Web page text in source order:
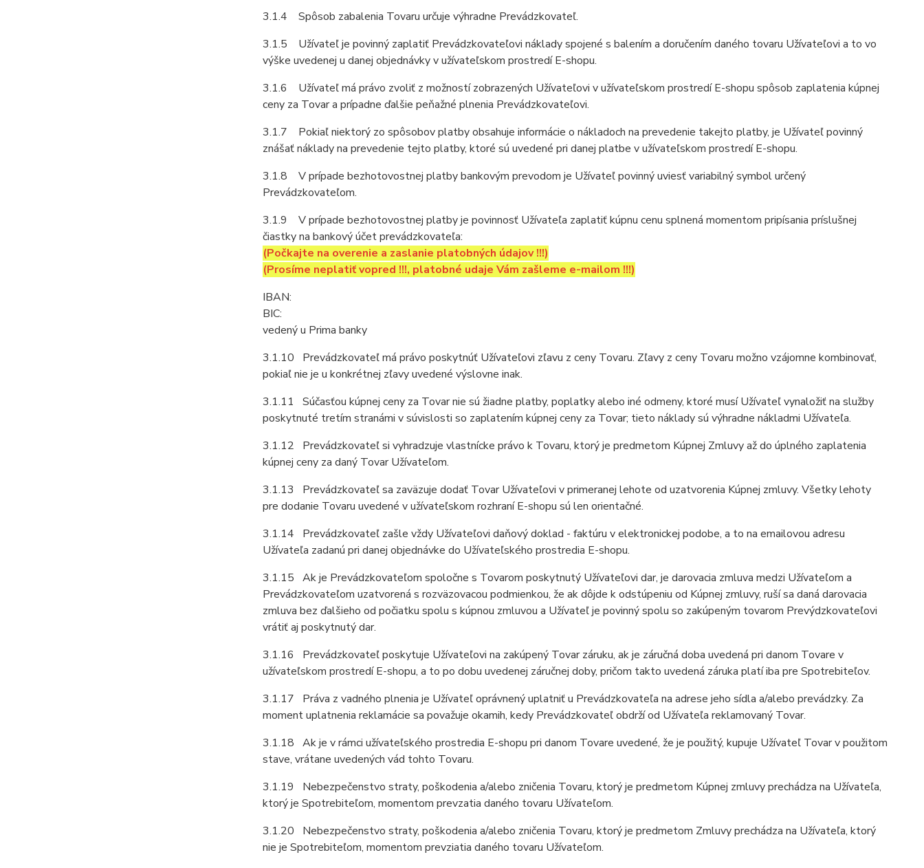
3.1.4 Spôsob zabalenia Tovaru určuje výhradne Prevádzkovateľ.
3.1.5 Užívateľ je povinný zaplatiť Prevádzkovateľovi náklady spojené s balením a doručením daného tovaru Užívateľovi a to vo
výške uvedenej u danej objednávky v užívateľskom prostredí E-shopu.
3.1.6 Užívateľ má právo zvoliť z možností zobrazených Užívateľovi v užívateľskom prostredí E-shopu spôsob zaplatenia kúpnej
ceny za Tovar a prípadne ďalšie peňažné plnenia Prevádzkovateľovi.
3.1.7 Pokiaľ niektorý zo spôsobov platby obsahuje informácie o nákladoch na prevedenie takejto platby, je Užívateľ povinný
znášať náklady na prevedenie tejto platby, ktoré sú uvedené pri danej platbe v užívateľskom prostredí E-shopu.
3.1.8 V prípade bezhotovostnej platby bankovým prevodom je Užívateľ povinný uviesť variabilný symbol určený
Prevádzkovateľom.
3.1.9 V prípade bezhotovostnej platby je povinnosť Užívateľa zaplatiť kúpnu cenu splnená momentom pripísania príslušnej
čiastky na bankový účet prevádzkovateľa:
(Počkajte na overenie a zaslanie platobných údajov !!!)
(Prosíme neplatiť vopred !!!, platobné udaje Vám zašleme e-mailom !!!)
IBAN:
BIC:
vedený u Prima banky
3.1.10 Prevádzkovateľ má právo poskytnúť Užívateľovi zľavu z ceny Tovaru. Zľavy z ceny Tovaru možno vzájomne kombinovať,
pokiaľ nie je u konkrétnej zľavy uvedené výslovne inak.
3.1.11 Súčasťou kúpnej ceny za Tovar nie sú žiadne platby, poplatky alebo iné odmeny, ktoré musí Užívateľ vynaložiť na služby
poskytnuté tretím stranámi v súvislosti so zaplatením kúpnej ceny za Tovar; tieto náklady sú výhradne nákladmi Užívateľa.
3.1.12 Prevádzkovateľ si vyhradzuje vlastnícke právo k Tovaru, ktorý je predmetom Kúpnej Zmluvy až do úplného zaplatenia
kúpnej ceny za daný Tovar Užívateľom.
3.1.13 Prevádzkovateľ sa zaväzuje dodať Tovar Užívateľovi v primeranej lehote od uzatvorenia Kúpnej zmluvy. Všetky lehoty
pre dodanie Tovaru uvedené v užívateľskom rozhraní E-shopu sú len orientačné.
3.1.14 Prevádzkovateľ zašle vždy Užívateľovi daňový doklad - faktúru v elektronickej podobe, a to na emailovou adresu
Užívateľa zadanú pri danej objednávke do Užívateľského prostredia E-shopu.
3.1.15 Ak je Prevádzkovateľom spoločne s Tovarom poskytnutý Užívateľovi dar, je darovacia zmluva medzi Užívateľom a
Prevádzkovateľom uzatvorená s rozväzovacou podmienkou, že ak dôjde k odstúpeniu od Kúpnej zmluvy, ruší sa daná darovacia
zmluva bez ďalšieho od počiatku spolu s kúpnou zmluvou a Užívateľ je povinný spolu so zakúpeným tovarom Prevýdzkovateľovi
vrátiť aj poskytnutý dar.
3.1.16 Prevádzkovateľ poskytuje Užívateľovi na zakúpený Tovar záruku, ak je záručná doba uvedená pri danom Tovare v
užívateľskom prostredí E-shopu, a to po dobu uvedenej záručnej doby, pričom takto uvedená záruka platí iba pre Spotrebiteľov.
3.1.17 Práva z vadného plnenia je Užívateľ oprávnený uplatniť u Prevádzkovateľa na adrese jeho sídla a/alebo prevádzky. Za
moment uplatnenia reklamácie sa považuje okamih, kedy Prevádzkovateľ obdrží od Užívateľa reklamovaný Tovar.
3.1.18 Ak je v rámci užívateľského prostredia E-shopu pri danom Tovare uvedené, že je použitý, kupuje Užívateľ Tovar v použitom
stave, vrátane uvedených vád tohto Tovaru.
3.1.19 Nebezpečenstvo straty, poškodenia a/alebo zničenia Tovaru, ktorý je predmetom Kúpnej zmluvy prechádza na Užívateľa,
ktorý je Spotrebiteľom, momentom prevzatia daného tovaru Užívateľom.
3.1.20 Nebezpečenstvo straty, poškodenia a/alebo zničenia Tovaru, ktorý je predmetom Zmluvy prechádza na Užívateľa, ktorý
nie je Spotrebiteľom, momentom prevziatia daného tovaru Užívateľom.